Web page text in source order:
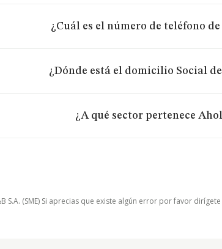
¿Cuál es el número de teléfono
¿Dónde está el domicilio Social
¿A qué sector pertenece
(SME) Si aprecias que existe algún error por favor